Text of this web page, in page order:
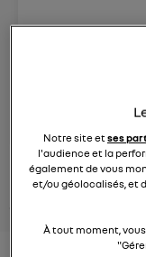
Le
conseils Renault
Notre site etses
l'audience et la
également de vous
et/ou géolocalisés, et
À tout moment,